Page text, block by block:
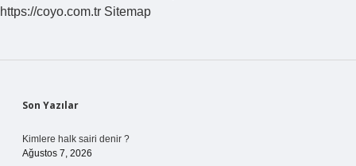
https://coyo.com.tr Sitemap
Sidebar
Son Yazılar
Kimlere halk sairi denir ?
Ağustos 7, 2026